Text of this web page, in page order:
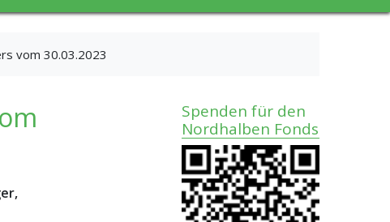
vom 30.03.2023
Spenden für den
Nordhalben Fonds